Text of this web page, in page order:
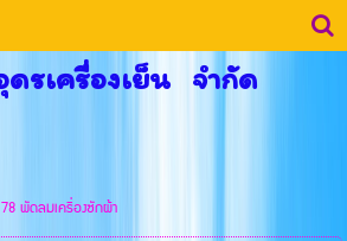
รเครื่องเย็น จำกัด
78 พัดลมเครื่องซักผ้า